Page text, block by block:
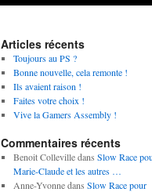
Articles récents
Toujours au PS ?
Bonne nouvelle, cela remonte !
Ils avaient raison !
Faites votre choix !
Vive la Gamers Assembly !
Commentaires récents
Benoit Colleville dans Slow Race
Marie-Claude et les autres …
Anne-Yvonne dans Slow Race pour